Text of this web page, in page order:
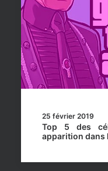
25 février 2019
Top 5 des
apparition dans